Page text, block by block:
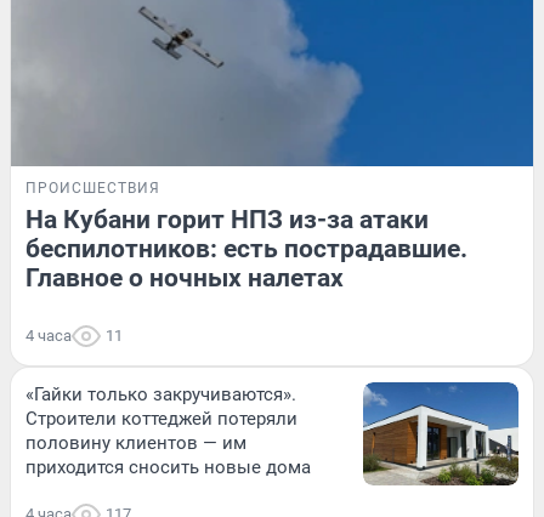
ПРОИСШЕСТВИЯ
На Кубани горит НПЗ из-за атаки
беспилотников: есть пострадавшие.
Главное о ночных налетах
4 часа 11
«Гайки только закручиваются».
Строители коттеджей потеряли
половину клиентов — им
приходится сносить новые дома